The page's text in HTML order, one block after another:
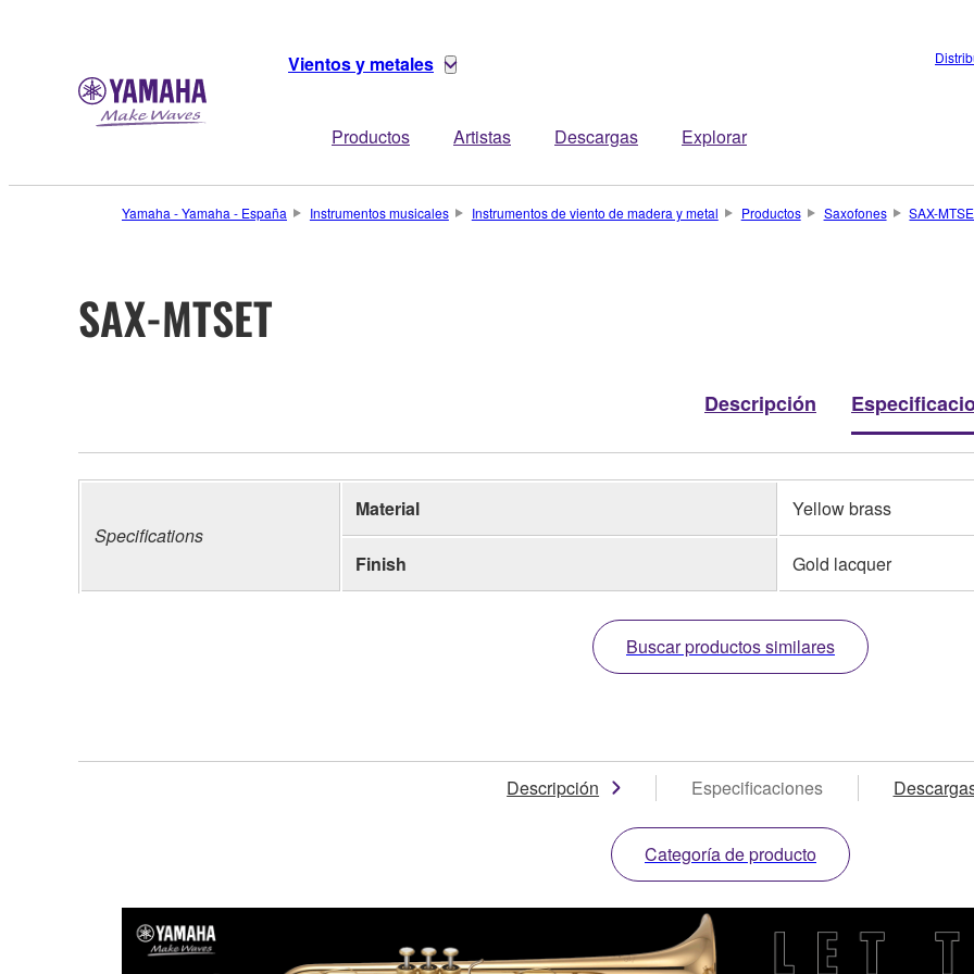
Vientos y metales
Productos Artistas Descargas Explorar
Yamaha - Yamaha - España Instrumentos musicales Instrumentos de viento de madera y metal Productos Saxofones SAX-
SAX-MTSET
Descripción
Specifications
Material Yellow brass
Finish Gold lacquer
Buscar productos similares
Descripción Especificaciones
Categoría de producto